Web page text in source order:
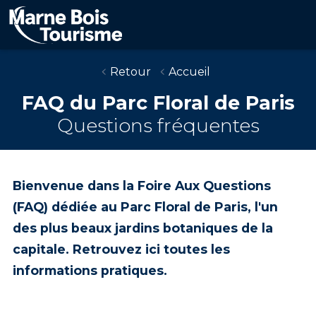
Skip
main
content
Retour
Accueil
FAQ du Parc Floral de Paris
Questions fréquentes
Bienvenue dans la Foire Aux Questions
(FAQ) dédiée au Parc Floral de Paris, l'un
des plus beaux jardins botaniques de la
capitale. Retrouvez ici toutes les
informations pratiques.